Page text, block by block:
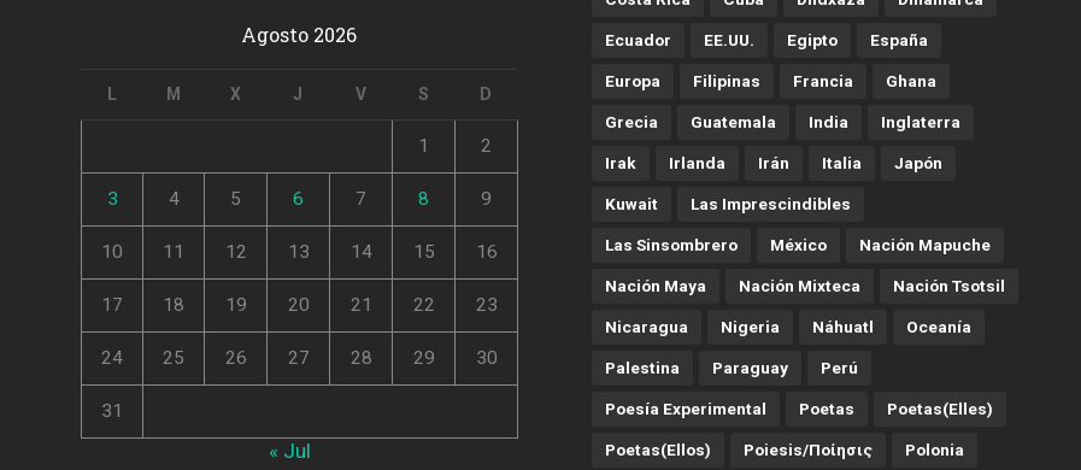
Agosto 2026
L M X J V S D
1 2
3 4 5 6 7 8 9
10 11 12 13 14 15 16
17 18 19 20 21 22 23
24 25 26 27 28 29 30
31
« Jul
Ecuador EE.UU. Egipto España
Europa Filipinas Francia Ghana
Grecia Guatemala India Inglaterra
Irak Irlanda Irán Italia Japón
Kuwait Las Imprescindibles
Las Sinsombrero México Nación Mapuche
Nación Maya Nación Mixteca Nación Tsotsil
Nicaragua Nigeria Náhuatl Oceanía
Palestina Paraguay Perú
Poesía Experimental Poetas Poetas(Elles)
Poetas(Ellos) Poiesis/ποίησις Polonia